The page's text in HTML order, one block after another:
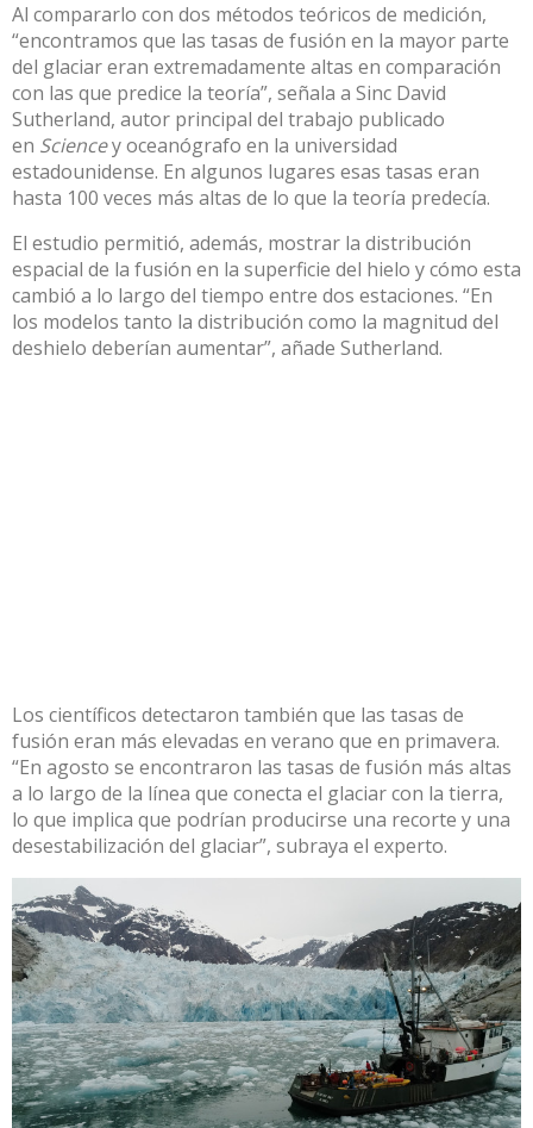
Al compararlo con dos métodos teóricos de medición,
“encontramos que las tasas de fusión en la mayor parte
del glaciar eran extremadamente altas en comparación
con las que predice la teoría”, señala a Sinc David
Sutherland, autor principal del trabajo publicado
en Sciencey oceanógrafo en la universidad
estadounidense. En algunos lugares esas tasas eran
hasta 100 veces más altas de lo que la teoría predecía.
El estudio permitió, además, mostrar la distribución
espacial de la fusión en la superficie del hielo y cómo esta
cambió a lo largo del tiempo entre dos estaciones. “En
los modelos tanto la distribución como la magnitud del
deshielo deberían aumentar”, añade Sutherland.
Los científicos detectaron también que las tasas de
fusión eran más elevadas en verano que en primavera.
“En agosto se encontraron las tasas de fusión más altas
a lo largo de la línea que conecta el glaciar con la tierra,
lo que implica que podrían producirse una recorte y una
desestabilización del glaciar”, subraya el experto.